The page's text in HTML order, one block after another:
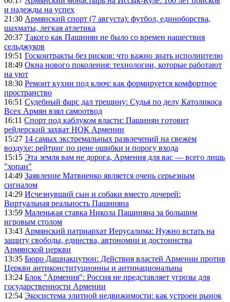
и надежды на успех
21:30 Армянский спорт (7 августа): футбол, единоборства,
шахматы, легкая атлетика
20:37 Такого как Пашинян не было со времен нашествия
сельджуков
19:51 Госконтракты без рисков: что важно знать исполнителю
18:49 Окна нового поколения: технологии, которые работают
на уют
18:30 Ремонт кухни под ключ: как формируется комфортное
пространство
16:51 Судебный фарс дал трещину: Судья по делу Католикоса
Всех Армян взял самоотвод
16:11 Спорт под каблуком власти: Пашинян готовит
рейдерский захват НОК Армении
15:27 14 самых экстремальных развлечений на свежем
воздухе: рейтинг по цене ошибки и порогу входа
15:15 Эта земля вам не дорога, Армения для вас — всего лишь
"хопан"
14:49 Заявление Матвиенко является очень серьезным
сигналом
14:29 Исчезнувший сын и собаки вместо дочерей:
Виртуальная реальность Пашиняна
13:59 Маленькая ставка Никола Пашиняна за большим
игровым столом
13:43 Армянский патриархат Иерусалима: Нужно встать на
защиту свободы, единства, автономии и достоинства
Армянской церкви
13:35 Бюро Дашнакцутюн: Действия властей Армении против
Церкви антиконституционны и антинациональны
13:24 Блок "Армения": Россия не представляет угрозы для
государственности Армении
12:54 Экосистема элитной недвижимости: как устроен рынок